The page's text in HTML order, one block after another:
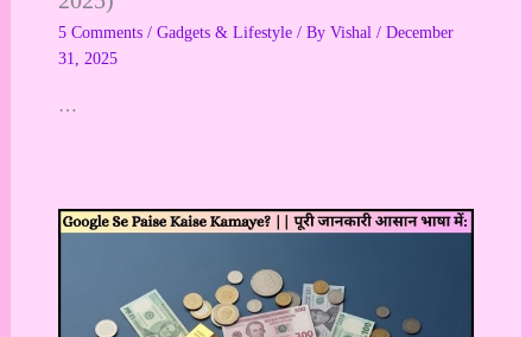
5 Comments / Gadgets & Lifestyle/ By Vishal / December
31, 2025
…